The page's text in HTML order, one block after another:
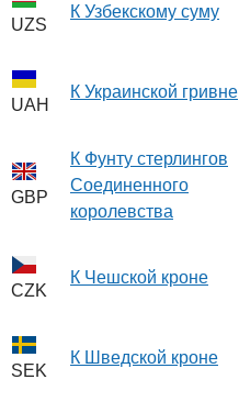
UZS
К Узбекскому суму
UAH
К Украинской гривне
GBP
К Фунту стерлингов
Соединенного
королевства
CZK
К Чешской кроне
SEK
К Шведской кроне